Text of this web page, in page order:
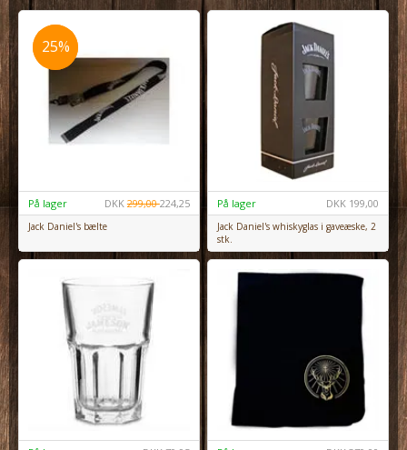
25%
25%
DKK 299,00224,25
På lager
Jack Daniel's bælte
DKK 199,00
På lager
Jack Daniel's whiskyglas i gaveæske, 2
stk.